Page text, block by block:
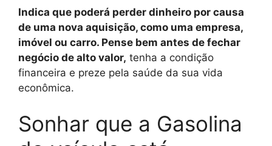
Indica que poderá perder dinheiro por causa
de uma nova aquisição, como uma empresa,
imóvel ou carro. Pense bem antes de fechar
negócio de alto valor, tenha a condição
financeira e preze pela saúde da sua vida
econômica.
Sonhar que a Gasolina